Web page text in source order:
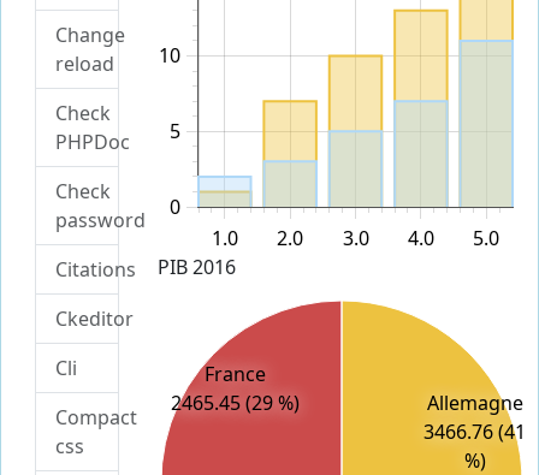
Change
reload
Check
PHPDoc
Check
password
Citations
Ckeditor
Cli
Compact
css
1.0 2.0 3.0 4.0 5.0
0
5
10
PIB 2016
Allemagne
3466.76 (41
%)
France
2465.45 (29 %)